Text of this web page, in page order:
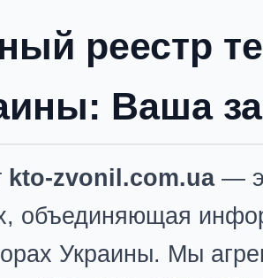
реестр
Ваша
kto-zvonil.com.ua—
объединяющая
Украины. Мы